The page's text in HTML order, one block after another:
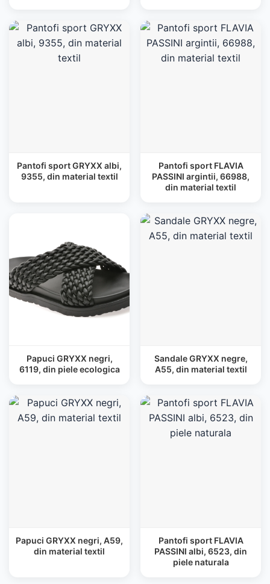
Pantofi sport GRYXX albi,
9355, din material textil
Pantofi sport FLAVIA
PASSINI argintii, 66988,
din material textil
Papuci GRYXX negri,
6119, din piele ecologica
Sandale GRYXX negre,
A55, din material textil
Papuci GRYXX negri, A59,
din material textil
Pantofi sport FLAVIA
PASSINI albi, 6523, din
piele naturala